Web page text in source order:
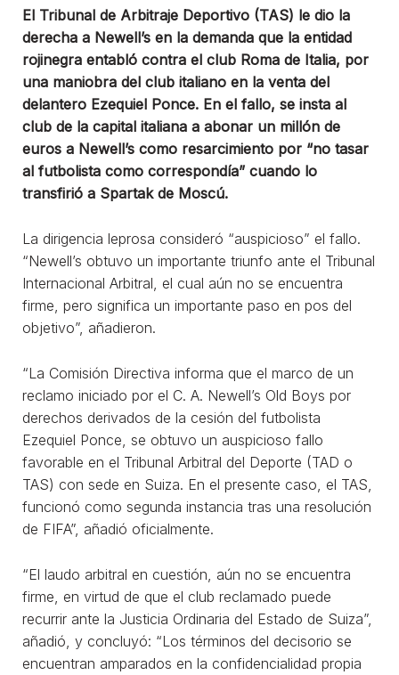
El Tribunal de Arbitraje Deportivo (TAS) le dio la
derecha a Newell’s en la demanda que la entidad
rojinegra entabló contra el club Roma de Italia, por
una maniobra del club italiano en la venta del
delantero Ezequiel Ponce. En el fallo, se insta al
club de la capital italiana a abonar un millón de
euros a Newell’s como resarcimiento por “no tasar
al futbolista como correspondía” cuando lo
transfirió a Spartak de Moscú.
La dirigencia leprosa consideró “auspicioso” el fallo.
“Newell’s obtuvo un importante triunfo ante el Tribunal
Internacional Arbitral, el cual aún no se encuentra
firme, pero significa un importante paso en pos del
objetivo”, añadieron.
“La Comisión Directiva informa que el marco de un
reclamo iniciado por el C. A. Newell’s Old Boys por
derechos derivados de la cesión del futbolista
Ezequiel Ponce, se obtuvo un auspicioso fallo
favorable en el Tribunal Arbitral del Deporte (TAD o
TAS) con sede en Suiza. En el presente caso, el TAS,
funcionó como segunda instancia tras una resolución
de FIFA”, añadió oficialmente.
“El laudo arbitral en cuestión, aún no se encuentra
firme, en virtud de que el club reclamado puede
recurrir ante la Justicia Ordinaria del Estado de Suiza”,
añadió, y concluyó: “Los términos del decisorio se
encuentran amparados en la confidencialidad propia